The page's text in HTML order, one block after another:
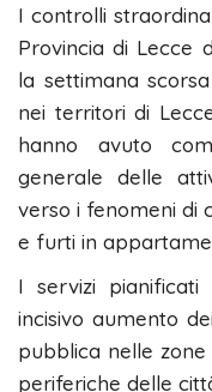
I controlli
Provincia di Lecce
la settimana
nei territori di
hanno avuto
generale delle
verso i fenomeni di
e furti in
I servizi
incisivo aumento
pubblica nelle
periferiche delle